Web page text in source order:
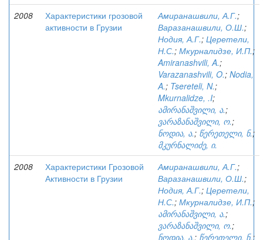
2008
Характеристики грозовой
активности в Грузии
Амиранашвили, А.Г.;
Варазанашвили, О.Ш.;
Нодия, А.Г.; Церетели,
Н.С.; Мкурналидзе, И.П.;
Amiranashvili, A.;
Varazanashvili, O.; Nodia,
A.; Tsereteli, N.;
Mkurnalidze, .I;
ამირანაშვილი, ა.;
ვარაზანაშვილი, ო.;
ნოდია, ა.; წერეთელი, ნ.;
მკურნალიძე, ი.
2008
Характеристики Грозовой
Активности в Грузии
Амиранашвили, А.Г.;
Варазанашвили, О.Ш.;
Нодия, А.Г.; Церетели,
Н.С.; Мкурналидзе, И.П.;
ამირანაშვილი, ა.;
ვარაზანაშვილი, ო.;
ნოდია, ა.; წერეთელი, ნ.;